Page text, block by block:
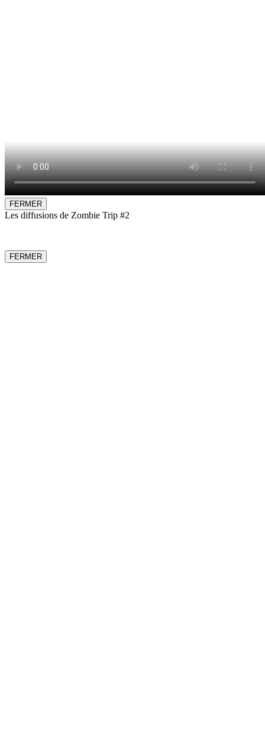
FERMER
Les diffusions de Zombie Trip #2
FERMER